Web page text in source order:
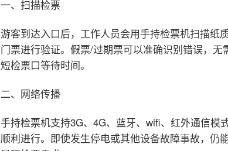
一、扫描检票
游客到达入口后，工作人员会用手持检票机扫描纸
门票进行验证。假票/过期票可以准确识别错误，
短检票口等待时间。
二、网络传播
手持检票机支持3G、4G、蓝牙、wifi、红外通信模
顺利进行。即使发生停电或其他设备故障事故，仍